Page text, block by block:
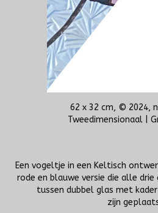
62 x 32 cm, © 2024,
Tweedimensionaal |
Een vogeltje in een Keltisch
rode en blauwe versie die alle
tussen dubbel glas met
zijn